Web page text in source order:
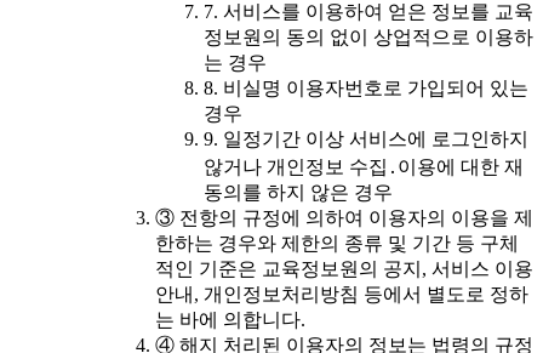
7. 서비스를 이용하여 얻은 정보를 교육
정보원의 동의 없이 상업적으로 이용하
는 경우
8. 비실명 이용자번호로 가입되어 있는
경우
9. 일정기간 이상 서비스에 로그인하지
않거나 개인정보 수집․이용에 대한 재
동의를 하지 않은 경우
③ 전항의 규정에 의하여 이용자의 이용을 제
한하는 경우와 제한의 종류 및 기간 등 구체
적인 기준은 교육정보원의 공지, 서비스 이용
안내, 개인정보처리방침 등에서 별도로 정하
는 바에 의합니다.
④ 해지 처리된 이용자의 정보는 법령의 규정